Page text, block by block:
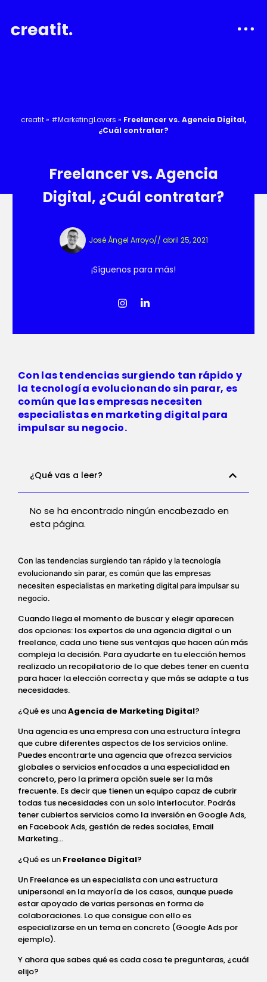
creatit» #MarketingLovers » Freelancer vs. Agencia Digital,
¿Cuál contratar?
Freelancer vs. Agencia
Digital, ¿Cuál contratar?
José Ángel Arroyo// abril 25, 2021
¡Síguenos para más!
Con las tendencias surgiendo tan rápido y
la tecnología evolucionando sin parar, es
común que las empresas necesiten
especialistas en marketing digital para
impulsar su negocio.
¿Qué vas a leer?
No se ha encontrado ningún encabezado en
esta página.
Con las tendencias surgiendo tan rápido y la tecnología
evolucionando sin parar, es común que las empresas
necesiten especialistas en marketing digital para impulsar su
negocio.
Cuando llega el momento de buscar y elegir aparecen
dos opciones: los expertos de una agencia digital o un
freelance, cada uno tiene sus ventajas que hacen aún más
compleja la decisión. Para ayudarte en tu elección hemos
realizado un recopilatorio de lo que debes tener en cuenta
para hacer la elección correcta y que más se adapte a tus
necesidades.
¿Qué es unaAgencia de Marketing Digital?
Una agencia es una empresa con una estructura íntegra
que cubre diferentes aspectos de los servicios online.
Puedes encontrarte una agencia que ofrezca servicios
globales o servicios enfocados a una especialidad en
concreto, pero la primera opción suele ser la más
frecuente. Es decir que tienen un equipo capaz de cubrir
todas tus necesidades con un solo interlocutor. Podrás
tener cubiertos servicios como la inversión en Google Ads,
en Facebook Ads, gestión de redes sociales, Email
Marketing…
¿Qué es un Freelance Digital?
Un Freelance es un especialista con una estructura
unipersonal en la mayoría de los casos, aunque puede
estar apoyado de varias personas en forma de
colaboraciones. Lo que consigue con ello es
especializarse en un tema en concreto (Google Ads por
ejemplo).
Y ahora que sabes qué es cada cosa te preguntaras, ¿cuál
elijo?